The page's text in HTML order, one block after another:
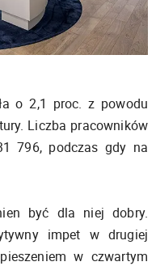
o 2,1 proc. z powodu
Liczba pracowników
796, podczas gdy na
być dla niej dobry.
impet w drugiej
w czwartym